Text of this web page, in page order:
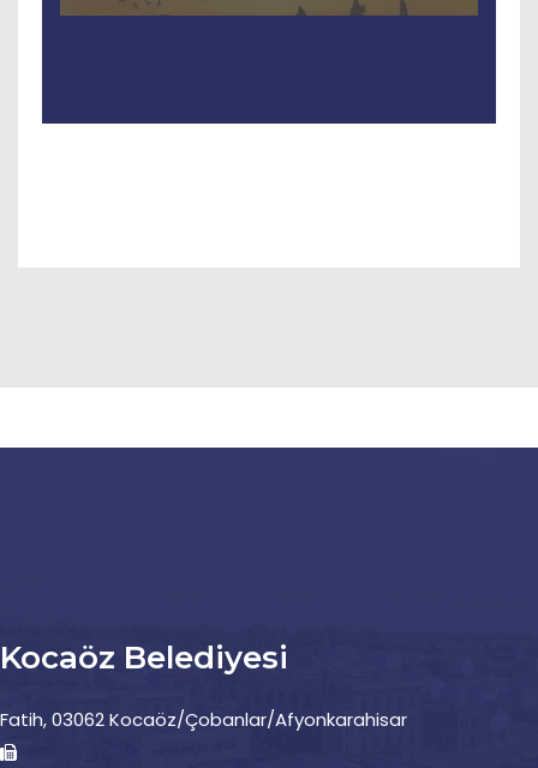
Kocaöz Belediyesi
Fatih, 03062 Kocaöz/Çobanlar/Afyonkarahisar